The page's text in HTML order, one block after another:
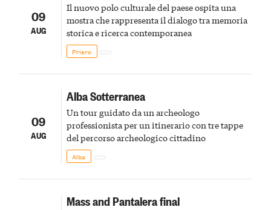
09
AUG
Il nuovo polo culturale del paese ospita una
mostra che rappresenta il dialogo tra memoria
storica e ricerca contemporanea
Priero
09
AUG
Alba Sotterranea
Un tour guidato da un archeologo
professionista per un itinerario con tre tappe
del percorso archeologico cittadino
Alba
Mass and Pantalera final